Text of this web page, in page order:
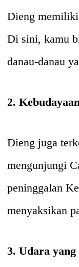
Dieng memiliki
Di sini, kamu
danau-danau
2.
Dieng juga
mengunjungi
peninggalan
menyaksikan
3. Udara yang